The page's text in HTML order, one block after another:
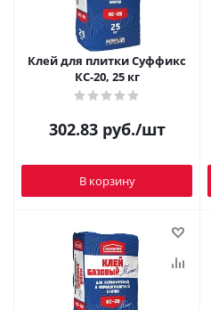
Клей для плитки Суффикс
КС-20, 25 кг
302.83руб./шт
В корзину